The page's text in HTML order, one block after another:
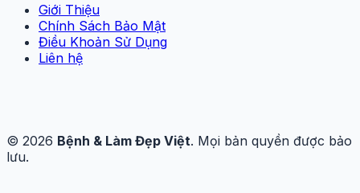
Giới Thiệu
Chính Sách Bảo Mật
Điều Khoản Sử Dụng
Liên hệ
© 2026 Bệnh & Làm Đẹp Việt. Mọi bản quyền được bảo
lưu.